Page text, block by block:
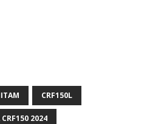
CRF150L
CRF150 2024